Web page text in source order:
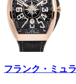
フランク・ミュ